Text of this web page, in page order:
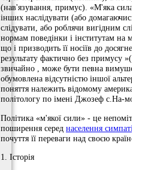
(нав'язування, примус). «М'яка сила»
інших наслідувати (або домагаючись
слідувати, або роблячи вигідним
нормам поведінки і інститутам на
що і призводить її носіїв до
результату фактично без примусу
звичайно , може бути певна
обумовлена ​​відсутністю іншої
поняття належить відомому
політологу по імені Джозеф с.На-
Політика «м'якої сили» - це
поширення серед населення симпатії
почуття її переваги над своєю
1. Історія